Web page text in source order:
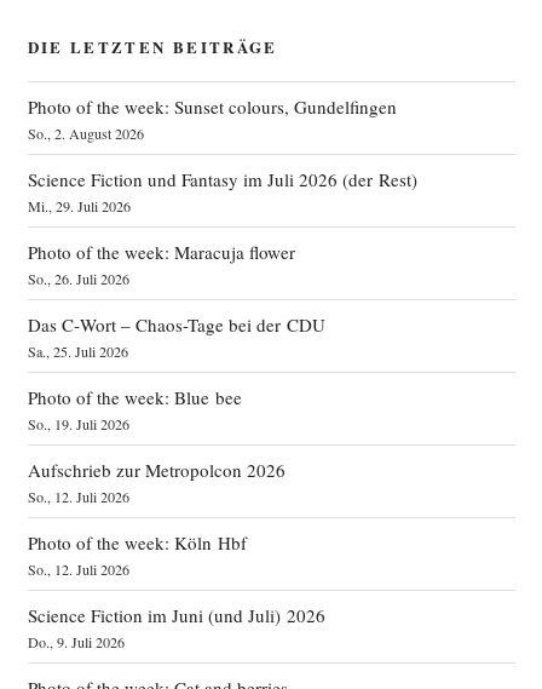
DIE LETZTEN BEITRÄGE
Photo of the week: Sunset colours, Gundelfingen
So., 2. August 2026
Science Fiction und Fantasy im Juli 2026 (der Rest)
Mi., 29. Juli 2026
Photo of the week: Maracuja flower
So., 26. Juli 2026
Das C‑Wort – Chaos-Tage bei der CDU
Sa., 25. Juli 2026
Photo of the week: Blue bee
So., 19. Juli 2026
Aufschrieb zur Metropolcon 2026
So., 12. Juli 2026
Photo of the week: Köln Hbf
So., 12. Juli 2026
Science Fiction im Juni (und Juli) 2026
Do., 9. Juli 2026